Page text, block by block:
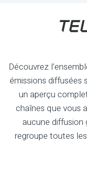
Découvrez
émissions diffusées
un aperçu
chaînes que vous
aucune diffusion
regroupe toutes